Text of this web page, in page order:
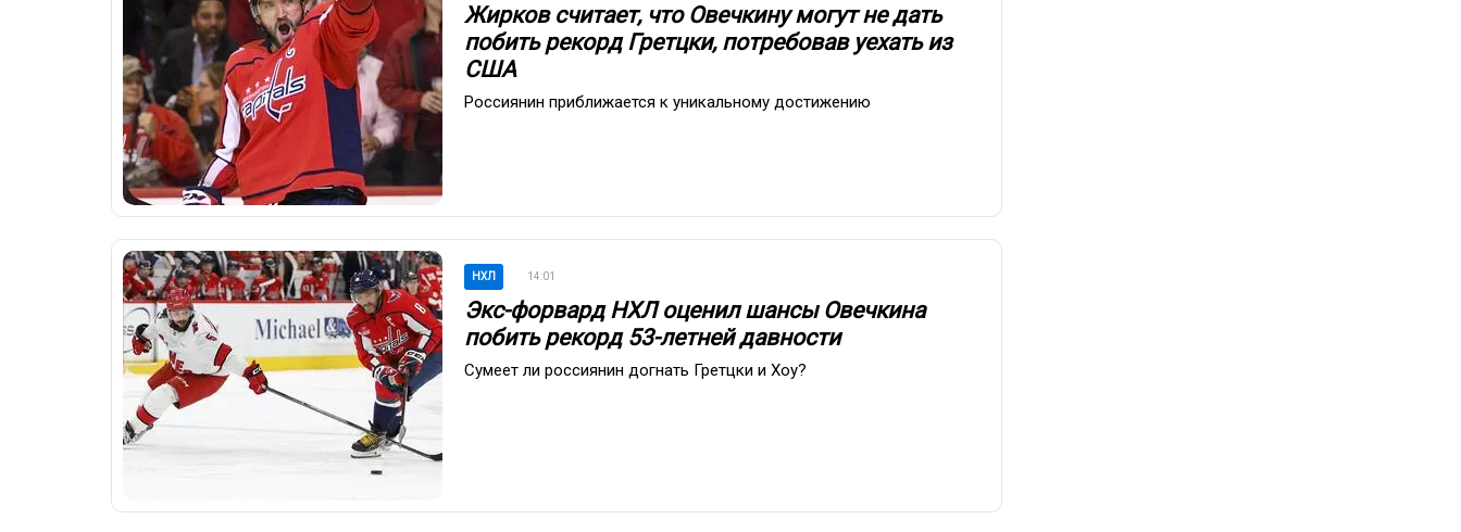
Жирков считает, что Овечкину могут не дать
побить рекорд Гретцки, потребовав уехать из
США
Россиянин приближается к уникальному достижению
НХЛ 14:01
Экс-форвард НХЛ оценил шансы Овечкина
побить рекорд 53-летней давности
Сумеет ли россиянин догнать Гретцки и Хоу?